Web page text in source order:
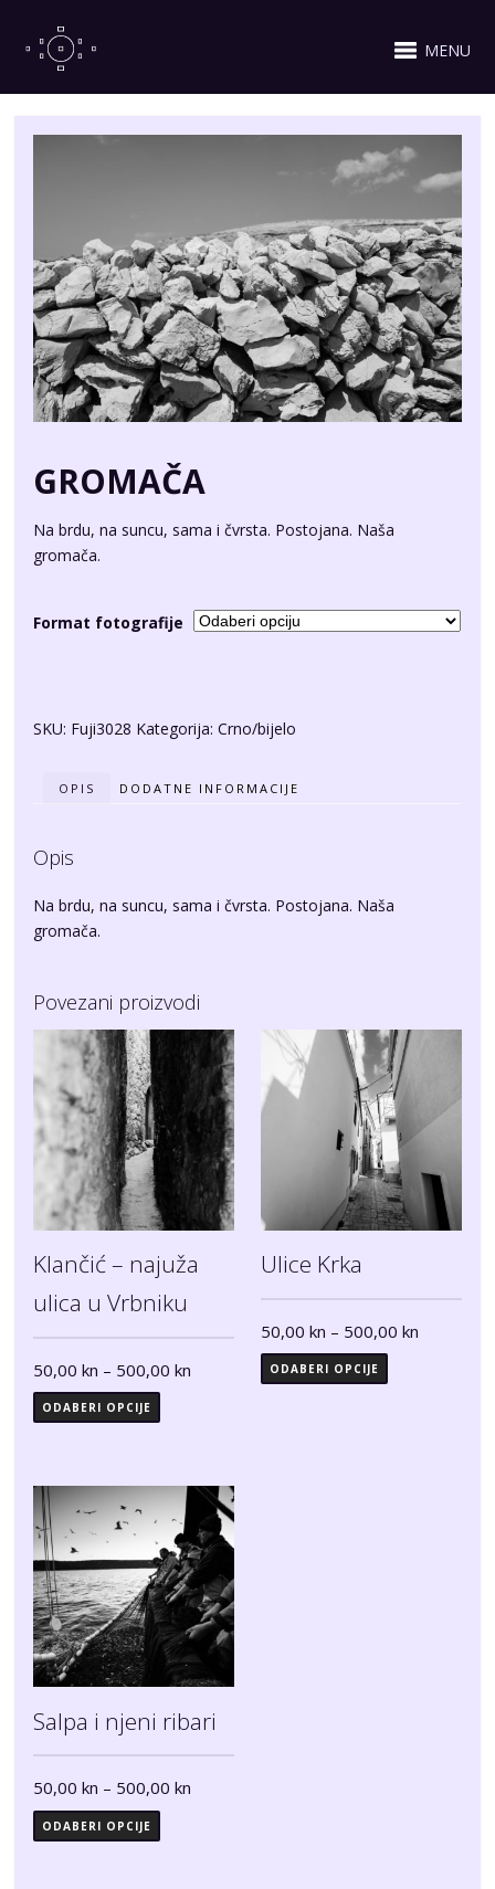
MENU
GROMAČA
Na brdu, na suncu, sama i čvrsta. Postojana. Naša
gromača.
Format fotografije
SKU: Fuji3028 Kategorija:Crno/bijelo
OPIS DODATNE INFORMACIJE
Opis
Na brdu, na suncu, sama i čvrsta. Postojana. Naša
gromača.
Povezani proizvodi
Klančić – najuža
ulica u Vrbniku
50,00kn – 500,00kn
ODABERI OPCIJE
Ulice Krka
50,00 kn – 500,00 kn
ODABERI OPCIJE
Salpa i njeni ribari
50,00kn – 500,00kn
ODABERI OPCIJE